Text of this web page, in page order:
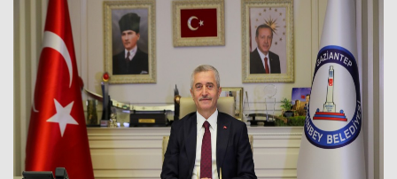
FOTO GALERİ
VİDEO GALERİ
KÜNYE
İLETİŞİM